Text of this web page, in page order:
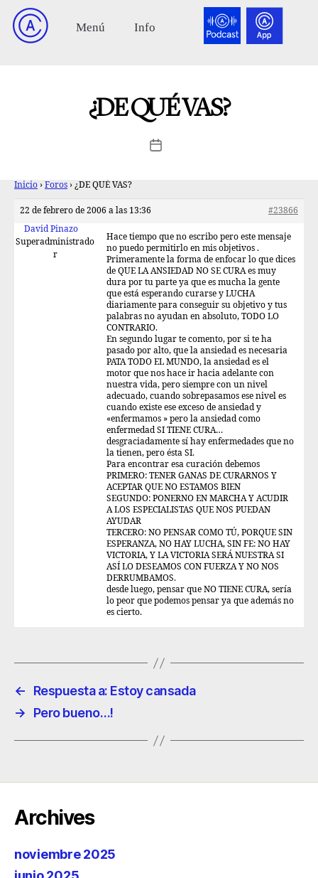
¿DE QUÉ VAS?
Inicio › Foros › ¿DE QUÉ VAS?
22 de febrero de 2006 a las 13:36
#23866
David Pinazo
Superadministrado
r
Hace tiempo que no escribo pero este mensaje
no puedo permitirlo en mis objetivos .
Primeramente la forma de enfocar lo que dices
de QUE LA ANSIEDAD NO SE CURA es muy
dura por tu parte ya que es mucha la gente
que está esperando curarse y LUCHA
diariamente para conseguir su objetivo y tus
palabras no ayudan en absoluto, TODO LO
CONTRARIO.
En segundo lugar te comento, por si te ha
pasado por alto, que la ansiedad es necesaria
PATA TODO EL MUNDO, la ansiedad es el
motor que nos hace ir hacia adelante con
nuestra vida, pero siempre con un nivel
adecuado, cuando sobrepasamos ese nivel es
cuando existe ese exceso de ansiedad y
«enfermamos » pero la ansiedad como
enfermedad SI TIENE CURA…
desgraciadamente sí hay enfermedades que no
la tienen, pero ésta SI.
Para encontrar esa curación debemos
PRIMERO: TENER GANAS DE CURARNOS Y
ACEPTAR QUE NO ESTAMOS BIEN
SEGUNDO: PONERNO EN MARCHA Y ACUDIR
A LOS ESPECIALISTAS QUE NOS PUEDAN
AYUDAR
TERCERO: NO PENSAR COMO TÚ, PORQUE SIN
ESPERANZA, NO HAY LUCHA, SIN FE: NO HAY
VICTORIA, Y LA VICTORIA SERÁ NUESTRA SI
ASÍ LO DESEAMOS CON FUERZA Y NO NOS
DERRUMBAMOS.
desde luego, pensar que NO TIENE CURA, sería
lo peor que podemos pensar ya que además no
es cierto.
←
Respuesta a: Estoy cansada
→
Pero bueno…!
Archives
noviembre 2025